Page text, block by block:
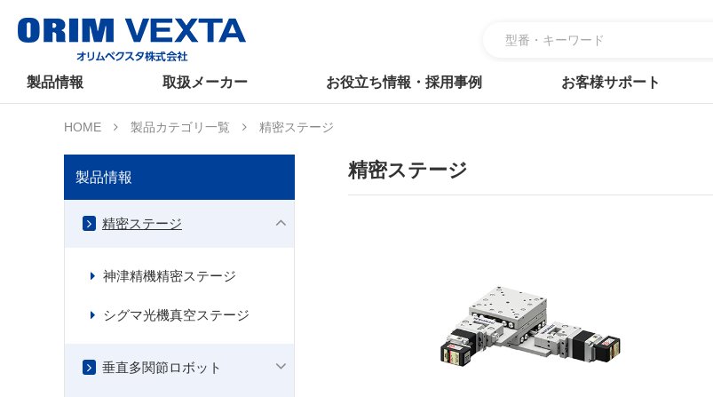
製品情報 取扱メーカー お役立ち情報・採用事例 お客様サポート
HOME 製品カテゴリ一覧 精密ステージ
精密ステージ
製品情報
精密ステージ
神津精機精密ステージ
シグマ光機真空ステージ
垂直多関節ロボット